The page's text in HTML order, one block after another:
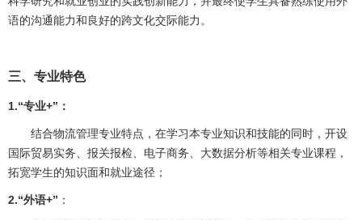
语的沟通能力和良好的跨文化交际能力。
三、专业特色
1.“专业+” ：
结合物流管理专业特点，在学习本专业知识和技能的同时，开设
国际贸易实务、报关报检、电子商务、大数据分析等相关专业课程，
拓宽学生的知识面和就业途径；
2.“外语+” ：